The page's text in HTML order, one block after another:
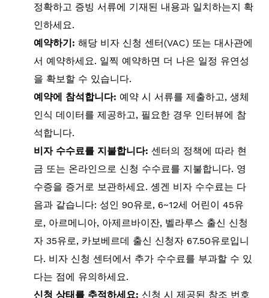
정확하고 증빙 서류에 기재된 내용과 일치하는지 확
인하세요.
예약하기: 해당 비자 신청 센터(VAC) 또는 대사관에
서 예약하세요. 일찍 예약하면 더 나은 일정 유연성
을 확보할 수 있습니다.
예약에 참석합니다: 예약 시 서류를 제출하고, 생체
인식 데이터를 제공하고, 필요한 경우 인터뷰에 참
석합니다.
비자 수수료를 지불합니다: 센터의 정책에 따라 현
금 또는 온라인으로 신청 수수료를 지불합니다. 영
수증을 증거로 보관하세요. 솅겐 비자 수수료는 다
음과 같습니다: 성인 90유로, 6~12세 어린이 45유
로, 아르메니아, 아제르바이잔, 벨라루스 출신 신청
자 35유로, 카보베르데 출신 신청자 67.50유로입니
다. 비자 신청 센터에서 추가 수수료를 부과할 수 있
다는 점에 유의하세요.
신청 상태를 추적하세요: 신청 시 제공된 참조 번호